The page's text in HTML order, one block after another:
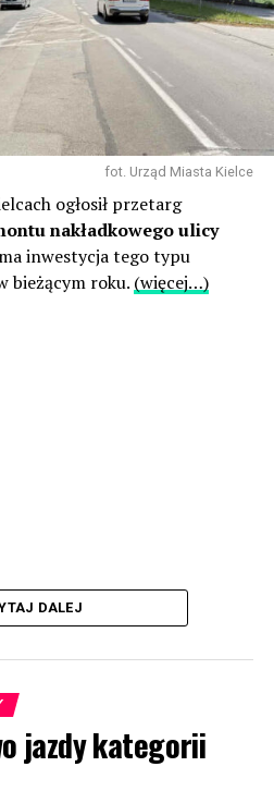
fot. Urząd Miasta Kielce
ogłosił przetarg
nakładkowego ulicy
inwestycja tego typu
bieżącym roku. (więcej…)
DALEJ
jazdy kategorii